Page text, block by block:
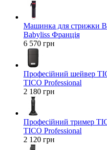
Машинка для стрижки
Babyliss Франція
6 570 грн
Професійний шейвер
TICO Professional
2 180 грн
Професійний тример
TICO Professional
2 120 грн